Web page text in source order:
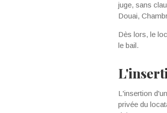
juge, sans
Douai,
Dès lors, le
le bail.
L'insertion
privée du